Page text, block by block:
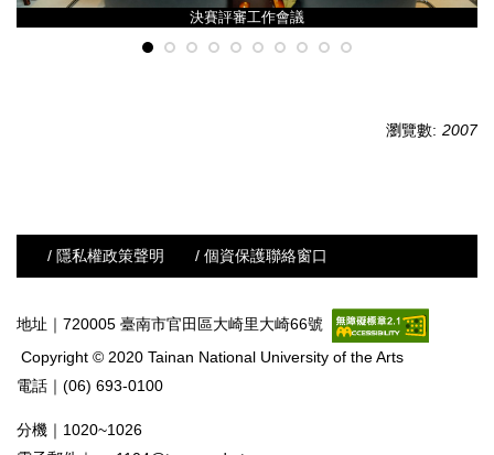
決賽評審工作會議
瀏覽數: 2007
/ 隱私權政策聲明 / 個資保護聯絡窗口
地址｜720005 臺南市官田區大崎里大崎66號
Copyright © 2020 Tainan National University of the Arts
電話｜(06) 693-0100
分機｜1020~1026